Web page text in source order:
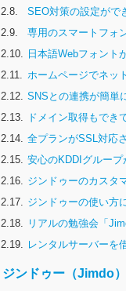
2.8.
SEO対策の設定がで
2.9.
専用のスマートフォ
2.10. 日本語Webフォント
2.11. ホームページでネッ
2.12. SNSとの連携が簡単
2.13.
ドメイン取得もでき
2.14. 全プランがSSL対応
2.15. 安心のKDDIグループ
2.16. ジンドゥーのカスタ
2.17. ジンドゥーの使い方
2.18. リアルの勉強会「
2.19. レンタルサーバーを
ジンドゥー（Jimdo